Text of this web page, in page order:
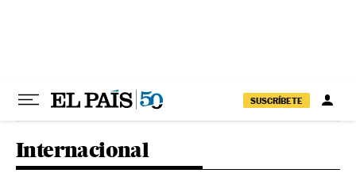
SUSCRÍBETE
Internacional